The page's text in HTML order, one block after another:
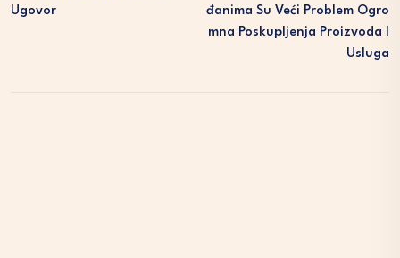
Ugovor
Đanima Su Veći Problem Ogro
Mna Poskupljenja Proizvoda I
Usluga